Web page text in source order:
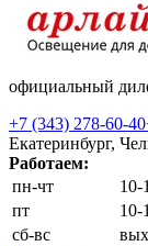
официальный
+7 (343) 278-60-40
Екатеринбург,
Работаем:
пн-чт
10-
пт
10-
сб-вс